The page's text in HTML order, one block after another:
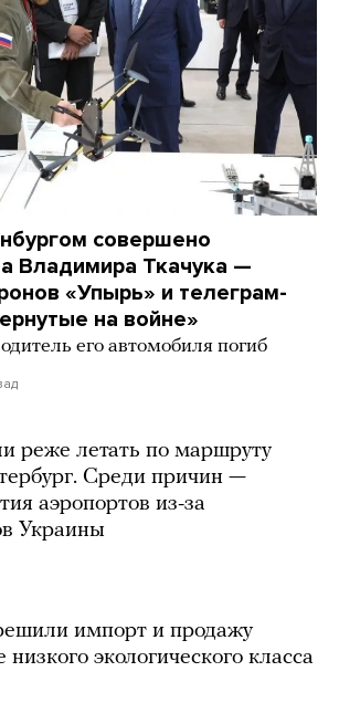
совершено
Владимира Ткачука —
«Упырь» и телеграм-
на войне»
его автомобиля погиб
реже летать по маршруту
Среди причин —
аэропортов из-за
Украины
импорт и продажу
низкого экологического класса